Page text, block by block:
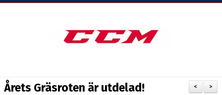
BÖRJA SPELA HOCKEY
>
<
Årets Gräsroten är utdelad!